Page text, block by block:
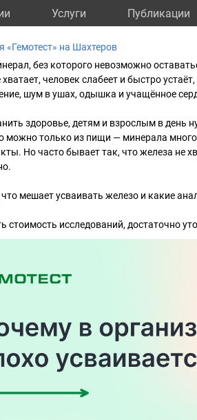
Услуги Публикации
«Гемотест» на Шахтеров
без которого невозможно
человек слабеет и быстро
шум в ушах, одышка и учащённое
здоровье, детям и взрослым в день
можно только из пищи — минерала
Но часто бывает так, что железа не
что мешает усваивать железо и какие
стоимость исследований, достаточно